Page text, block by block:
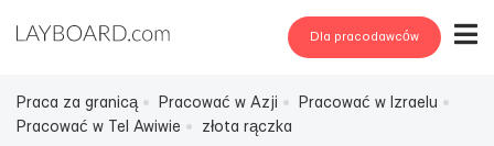
Dla pracodawców
Praca za granicą Pracować w Azji
Pracować w Izraelu
Pracować w Tel Awiwie
złota rączka